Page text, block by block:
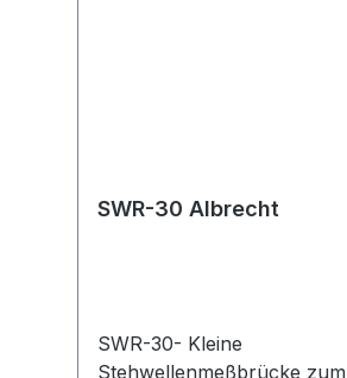
SWR-30 Albrecht
SWR-30- Kleine
Stehwellenmeßbrücke zum